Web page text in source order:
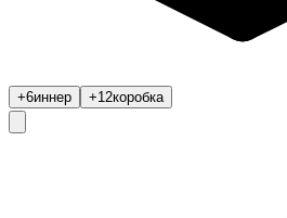
+6иннер +12коробка